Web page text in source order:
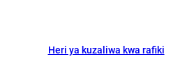
Heri ya kuzaliwa kwa rafiki